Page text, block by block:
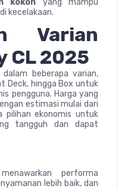
kokoh yang mampu
kecelakaan.
Varian
CL 2025
beberapa varian,
Deck, hingga Box untuk
pengguna. Harga yang
estimasi mulai dari
pilihan ekonomis untuk
tangguh dan dapat
performa
lebih baik, dan